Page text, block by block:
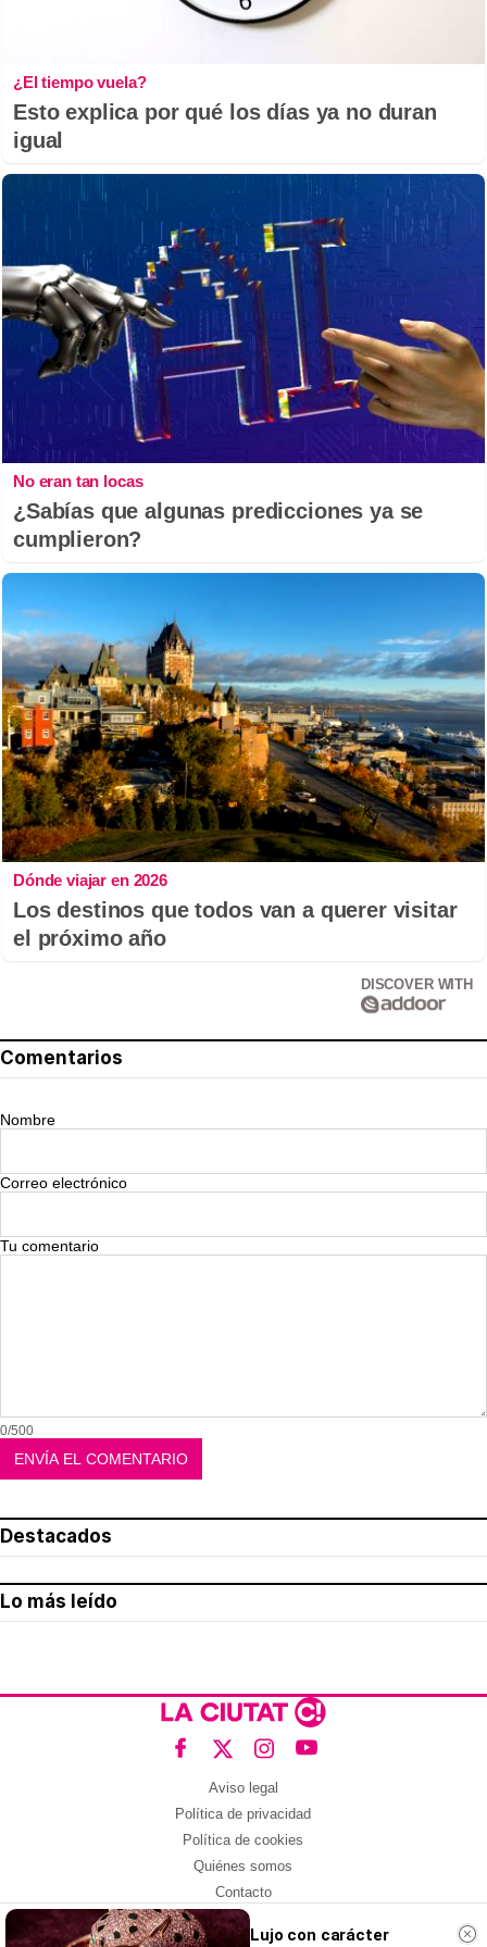
¿El tiempo vuela?
Esto explica por qué los días ya no duran
igual
No eran tan locas
¿Sabías que algunas predicciones ya se
cumplieron?
Dónde viajar en 2026
Los destinos que todos van a querer visitar
el próximo año
DISCOVER WITH
Comentarios
Nombre
Correo electrónico
Tu comentario
0/500
Destacados
Lo más leído
Aviso legal
Política de privacidad
Política de cookies
Quiénes somos
Contacto
Redes sociales
Lujo con carácter